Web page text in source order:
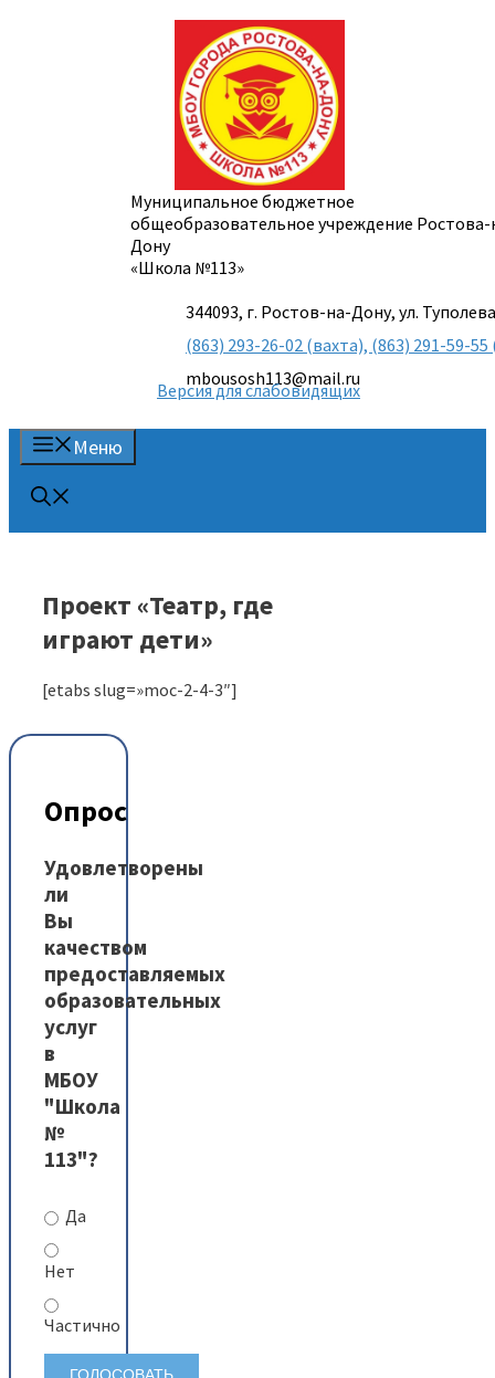
Муниципальное бюджетное
общеобразовательное учреждение
Дону
«Школа №113»
344093, г. Ростов-на-Дону, ул.
(863) 293-26-02 (вахта), (863) 291-59-
mbousosh113@mail.ru
Версия для слабовидящих
Меню
Проект «Театр, где
играют дети»
[etabs slug=»moc-2-4-3″]
Опрос
Удовлетворены
ли
Вы
качеством
предоставляемых
образовательных
услуг
в
МБОУ
"Школа
№
113"?
Да
Нет
Частично